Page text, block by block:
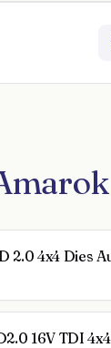
2.0 4x4 Dies
16V TDI